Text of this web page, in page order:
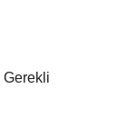
Gerekli